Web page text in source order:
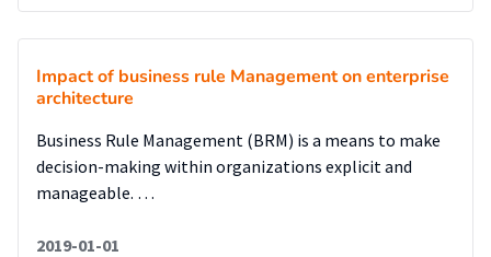
Impact of business rule Management on enterprise
architecture
Business Rule Management (BRM) is a means to make
decision-making within organizations explicit and
manageable. …
2019-01-01